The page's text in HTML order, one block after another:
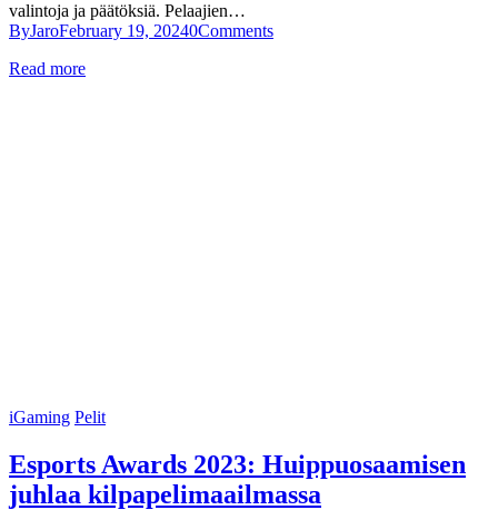
valintoja ja päätöksiä. Pelaajien…
ByJaroFebruary 19, 20240Comments
Read more
iGaming Pelit
Esports Awards 2023: Huippuosaamisen
juhlaa kilpapelimaailmassa